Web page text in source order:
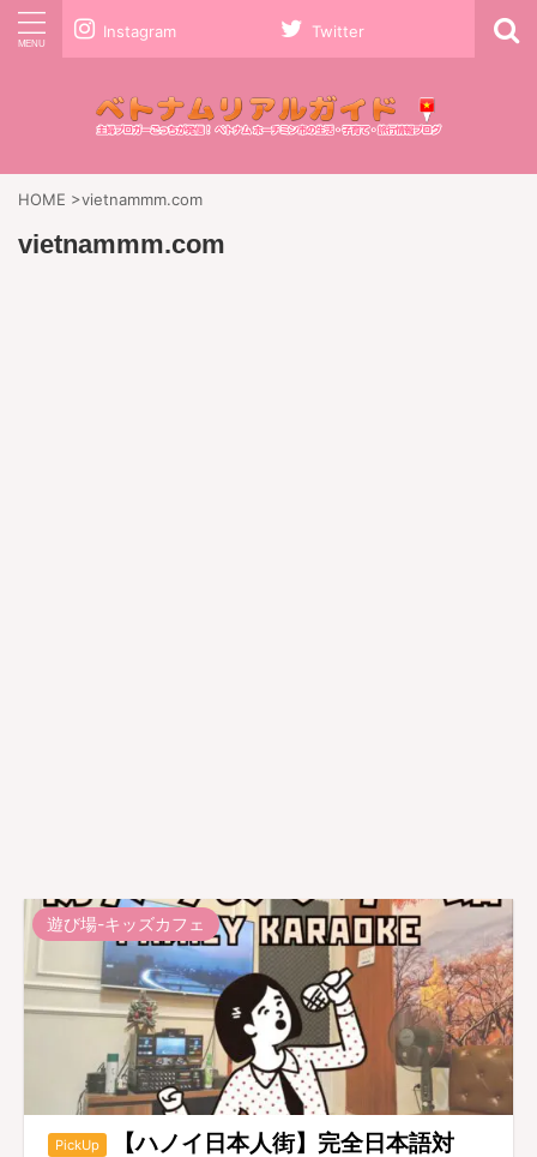
Instagram Twitter
HOME >vietnammm.com
vietnammm.com
遊び場-キッズカフェ
PickUp
【ハノイ日本人街】完全日本語対